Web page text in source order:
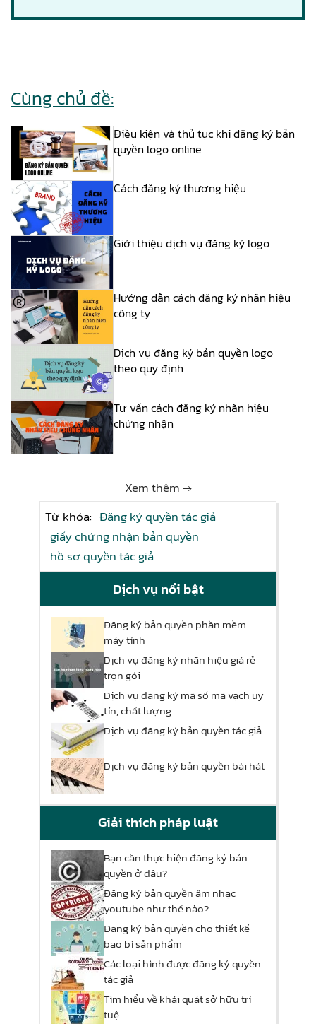
Cùng chủ đề:
Điều kiện và thủ tục khi đăng ký bản
quyền logo online
Cách đăng ký thương hiệu
Giới thiệu dịch vụ đăng ký logo
Hướng dẫn cách đăng ký nhãn hiệu
công ty
Dịch vụ đăng ký bản quyền logo
theo quy định
Tư vấn cách đăng ký nhãn hiệu
chứng nhận
Xem thêm →
Từ khóa: Đăng ký quyền tác giả
giấy chứng nhận bản quyền
hồ sơ quyền tác giả
Dịch vụ nổi bật
Đăng ký bản quyền phần mềm
máy tính
Dịch vụ đăng ký nhãn hiệu giá rẻ
trọn gói
Dịch vụ đăng ký mã số mã vạch uy
tín, chất lượng
Dịch vụ đăng ký bản quyền tác giả
Dịch vụ đăng ký bản quyền bài hát
Giải thích pháp luật
Bạn cần thực hiện đăng ký bản
quyền ở đâu?
Đăng ký bản quyền âm nhạc
youtube như thế nào?
Đăng ký bản quyền cho thiết kế
bao bì sản phẩm
Các loại hình được đăng ký quyền
tác giả
Tìm hiểu về khái quát sở hữu trí
tuệ